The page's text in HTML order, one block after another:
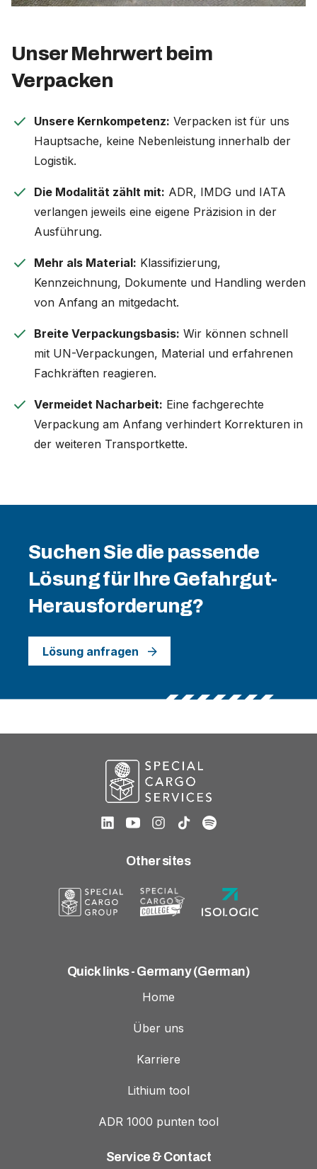
Unser Mehrwert beim
Verpacken
check Unsere Kernkompetenz: Verpacken ist für uns
Hauptsache, keine Nebenleistung innerhalb der
Logistik.
check Die Modalität zählt mit: ADR, IMDG und IATA
verlangen jeweils eine eigene Präzision in der
Ausführung.
check Mehr als Material: Klassifizierung,
Kennzeichnung, Dokumente und Handling werden
von Anfang an mitgedacht.
check Breite Verpackungsbasis: Wir können schnell
mit UN-Verpackungen, Material und erfahrenen
Fachkräften reagieren.
check Vermeidet Nacharbeit: Eine fachgerechte
Verpackung am Anfang verhindert Korrekturen in
der weiteren Transportkette.
Suchen Sie die passende
Lösung für Ihre Gefahrgut-
Herausforderung?
Lösung anfragen
Other sites
Quick links - Germany (German)
Home
Über uns
Karriere
Lithium tool
ADR 1000 punten tool
Service & Contact